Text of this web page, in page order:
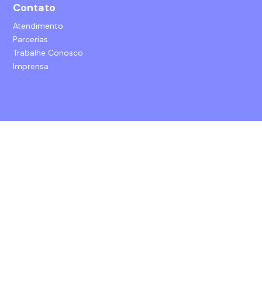
Contato
Atendimento
Parcerias
Trabalhe Conosco
Imprensa